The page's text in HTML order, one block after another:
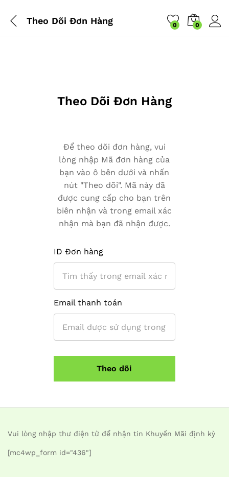
Theo Dõi Đơn Hàng 0 0
Theo Dõi Đơn Hàng
Để theo dõi đơn hàng, vui
lòng nhập Mã đơn hàng của
bạn vào ô bên dưới và nhấn
nút "Theo dõi". Mã này đã
được cung cấp cho bạn trên
biên nhận và trong email xác
nhận mà bạn đã nhận được.
ID Đơn hàng
Email thanh toán
Theo dõi
Vui lòng nhập thư điện tử để nhận tin Khuyến Mãi định kỳ
[mc4wp_form id="436"]